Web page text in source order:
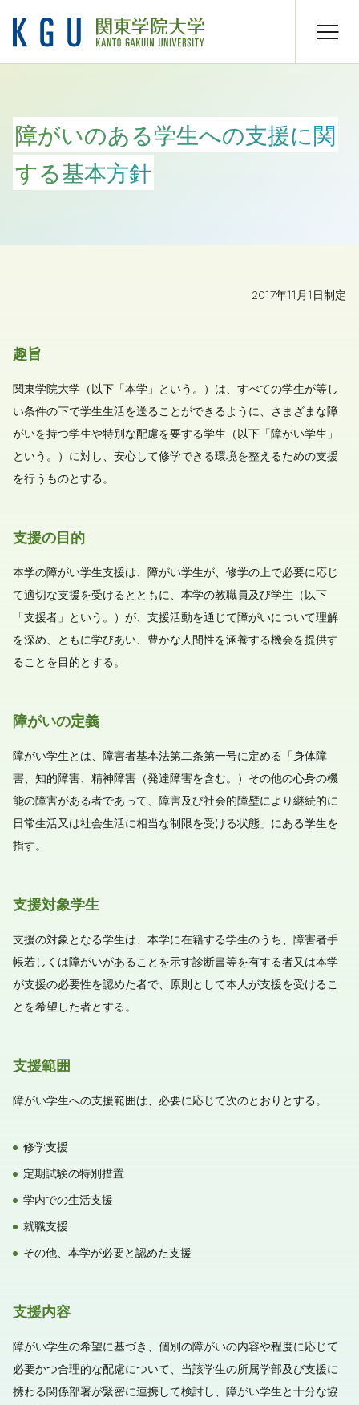
障がいのある学生への支援に関
する基本方針
2017年11月1日制定
趣旨
関東学院大学（以下「本学」という。）は、すべての学生が等し
い条件の下で学生生活を送ることができるように、さまざまな障
がいを持つ学生や特別な配慮を要する学生（以下「障がい学生」
という。）に対し、安心して修学できる環境を整えるための支援
を行うものとする。
支援の目的
本学の障がい学生支援は、障がい学生が、修学の上で必要に応じ
て適切な支援を受けるとともに、本学の教職員及び学生（以下
「支援者」という。）が、支援活動を通じて障がいについて理解
を深め、ともに学びあい、豊かな人間性を涵養する機会を提供す
ることを目的とする。
障がいの定義
障がい学生とは、障害者基本法第二条第一号に定める「身体障
害、知的障害、精神障害（発達障害を含む。）その他の心身の機
能の障害がある者であって、障害及び社会的障壁により継続的に
日常生活又は社会生活に相当な制限を受ける状態」にある学生を
指す。
支援対象学生
支援の対象となる学生は、本学に在籍する学生のうち、障害者手
帳若しくは障がいがあることを示す診断書等を有する者又は本学
が支援の必要性を認めた者で、原則として本人が支援を受けるこ
とを希望した者とする。
支援範囲
障がい学生への支援範囲は、必要に応じて次のとおりとする。
修学支援
定期試験の特別措置
学内での生活支援
就職支援
その他、本学が必要と認めた支援
支援内容
障がい学生の希望に基づき、個別の障がいの内容や程度に応じて
必要かつ合理的な配慮について、当該学生の所属学部及び支援に
携わる関係部署が緊密に連携して検討し、障がい学生と十分な協